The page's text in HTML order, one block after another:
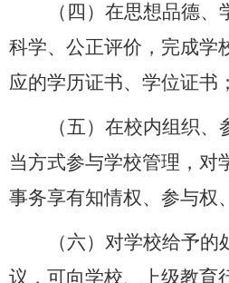
（四）在思想品德
科学、公正评价，完成学
应的学历证书、学位证书；
（五）在校内组织
当方式参与学校管理，对
事务享有知情权、参与权
（六）对学校给予
议，可向学校、上级教育